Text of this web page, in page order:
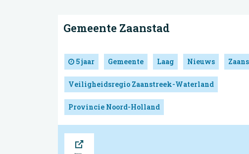
Gemeente Zaanstad
5 jaar Gemeente Laag Nieuws
Veiligheidsregio Zaanstreek-Waterland
Provincie Noord-Holland